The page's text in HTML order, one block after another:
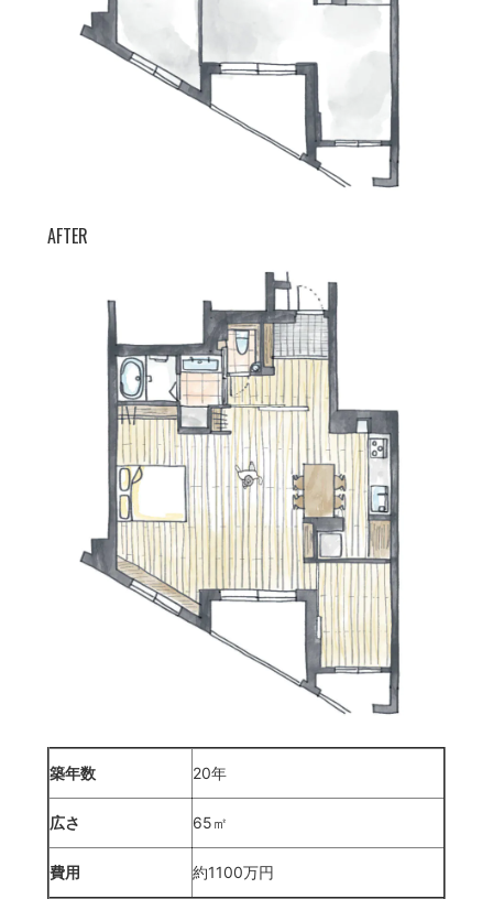
AFTER
築年数 20年
広さ 65㎡
費用 約1100万円